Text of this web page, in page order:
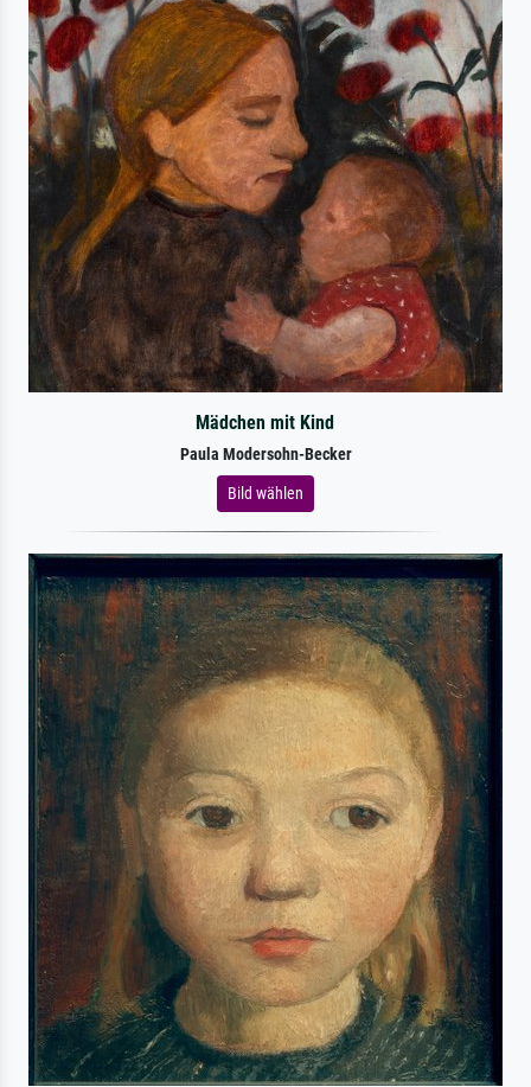
Mädchen mit Kind
Paula Modersohn-Becker
Bild wählen